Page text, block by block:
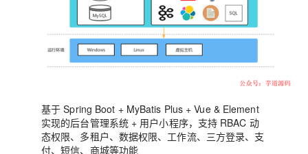
基于 Spring Boot + MyBatis Plus + Vue & Element
实现的后台管理系统 + 用户小程序，支持 RBAC 动
态权限、多租户、数据权限、工作流、三方登录、支
付、短信、商城等功能